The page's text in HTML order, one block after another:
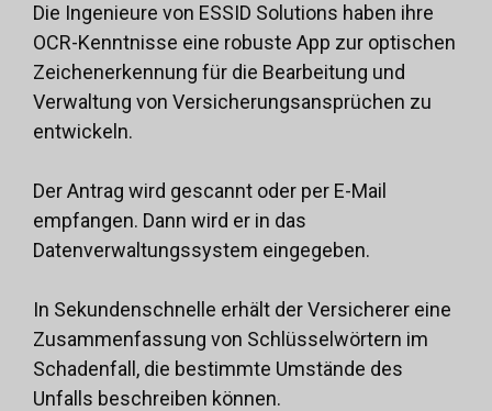
Die Ingenieure von ESSID Solutions haben ihre
OCR-Kenntnisse eine robuste App zur optischen
Zeichenerkennung für die Bearbeitung und
Verwaltung von Versicherungsansprüchen zu
entwickeln.
Der Antrag wird gescannt oder per E-Mail
empfangen. Dann wird er in das
Datenverwaltungssystem eingegeben.
In Sekundenschnelle erhält der Versicherer eine
Zusammenfassung von Schlüsselwörtern im
Schadenfall, die bestimmte Umstände des
Unfalls beschreiben können.